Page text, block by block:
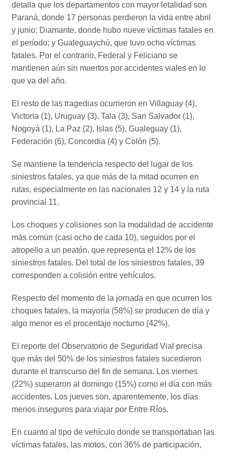
detalla que los departamentos con mayor letalidad son
Paraná, donde 17 personas perdieron la vida entre abril
y junio; Diamante, donde hubo nueve víctimas fatales en
el período; y Gualeguaychú, que tuvo ocho víctimas
fatales. Por el contrario, Federal y Feliciano se
mantienen aún sin muertos por accidentes viales en lo
que va del año.
El resto de las tragedias ocurrieron en Villaguay (4),
Victoria (1), Uruguay (3), Tala (3), San Salvador (1),
Nogoyá (1), La Paz (2), Islas (5), Gualeguay (1),
Federación (6), Concordia (4) y Colón (5).
Se mantiene la tendencia respecto del lugar de los
siniestros fatales, ya que más de la mitad ocurren en
rutas, especialmente en las nacionales 12 y 14 y la ruta
provincial 11.
Los choques y colisiones son la modalidad de accidente
más común (casi ocho de cada 10), seguidos por el
atropello a un peatón, que representa el 12% de los
siniestros fatales. Del total de los siniestros fatales, 39
corresponden a colisión entre vehículos.
Respecto del momento de la jornada en que ocurren los
choques fatales, la mayoría (58%) se producen de día y
algo menor es el procentaje nocturno (42%).
El reporte del Observatorio de Seguridad Vial precisa
que más del 50% de los siniestros fatales sucedieron
durante el transcurso del fin de semana. Los viernes
(22%) superaron al domingo (15%) como el día con más
accidentes. Los jueves son, aparentemente, los días
menos inseguros para viajar por Entre Ríos.
En cuanto al tipo de vehículo donde se transportaban las
víctimas fatales, las motos, con 36% de participación,